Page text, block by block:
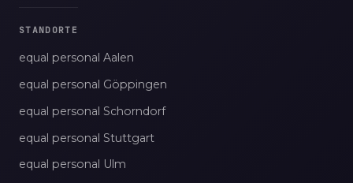
STANDORTE
equal personal Aalen
equal personal Göppingen
equal personal Schorndorf
equal personal Stuttgart
equal personal Ulm